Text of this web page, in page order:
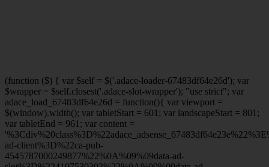
(function ($) { var $self = $('.adace-loader-67483df64e26d'); var
$wrapper = $self.closest('.adace-slot-wrapper'); "use strict"; var
adace_load_67483df64e26d = function(){ var viewport =
$(window).width(); var tabletStart = 601; var landscapeStart = 801;
var tabletEnd = 961; var content =
ad-client%3D%22ca-pub-
4545787000249877%22%0A%09%09data-ad-